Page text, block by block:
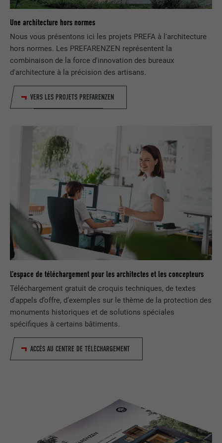
Une architecture hors normes
Nous vous présentons ici les projets PREFA à l'architecture
hors normes. Les PREFARENZEN représentent la
combinaison de la force d'innovation des bureaux
d'architecture à la précision des artisans.
VERS LES PROJETS PREFARENZEN
L’espace de téléchargement pour les architectes et les concepteurs
Téléchargement gratuit de croquis techniques, de textes
d’appels d’offre, d’exemples sur le thème de la protection des
monuments historiques et de solutions spéciales
spécifiques à certains bâtiments.
ACCÈS AU CENTRE DE TÉLÉCHARGEMENT
EXPIRATION 2 ans
UTILITÉ
Utilisé par le service de réseau social
LinkedIn pour suivre l'utilisation de
FOURNISSEUR
EXPIRATION 2 ans
Utilisé par le service de réseau social
LinkedIn pour suivre l'utilisation de
services intégrés
UserMatchHistory
FOURNISSEUR LinkedIn
EXPIRATION 29 jours
UTILITÉ
Est utilisé pour suivre l'utilisateur sur
plusieurs sites Internet afin d'afficher de
la publicité adaptée aux préférences de
l'utilisateur.
1 jour
Utilisé par le service de réseau social